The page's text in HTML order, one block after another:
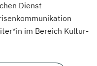
Dienst
im Bereich Kultur-